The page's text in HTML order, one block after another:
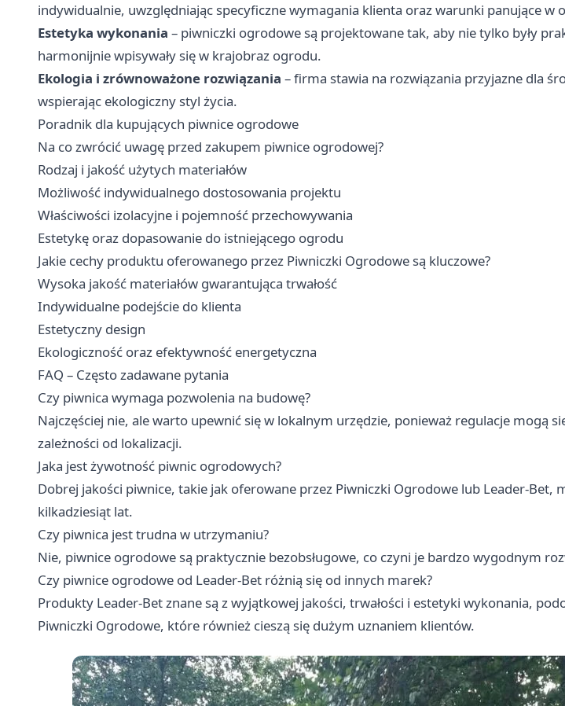
indywidualnie, uwzględniając specyficzne wymagania klienta oraz warunki panujące w
Estetyka wykonania – piwniczki ogrodowe są projektowane tak, aby nie tylko były
harmonijnie wpisywały się w krajobraz ogrodu.
Ekologia i zrównoważone rozwiązania – firma stawia na rozwiązania przyjazne dla
wspierając ekologiczny styl życia.
Poradnik dla kupujących piwnice ogrodowe
Na co zwrócić uwagę przed zakupem piwnice ogrodowej?
Rodzaj i jakość użytych materiałów
Możliwość indywidualnego dostosowania projektu
Właściwości izolacyjne i pojemność przechowywania
Estetykę oraz dopasowanie do istniejącego ogrodu
Jakie cechy produktu oferowanego przez Piwniczki Ogrodowe są kluczowe?
Wysoka jakość materiałów gwarantująca trwałość
Indywidualne podejście do klienta
Estetyczny design
Ekologiczność oraz efektywność energetyczna
FAQ – Często zadawane pytania
Czy piwnica wymaga pozwolenia na budowę?
Najczęściej nie, ale warto upewnić się w lokalnym urzędzie, ponieważ regulacje mogą
zależności od lokalizacji.
Jaka jest żywotność piwnic ogrodowych?
Dobrej jakości piwnice, takie jak oferowane przez Piwniczki Ogrodowe lub Leader-Bet,
kilkadziesiąt lat.
Czy piwnica jest trudna w utrzymaniu?
Nie, piwnice ogrodowe są praktycznie bezobsługowe, co czyni je bardzo wygodnym
Czy piwnice ogrodowe od Leader-Bet różnią się od innych marek?
Produkty Leader-Bet znane są z wyjątkowej jakości, trwałości i estetyki wykonania,
Piwniczki Ogrodowe, które również cieszą się dużym uznaniem klientów.